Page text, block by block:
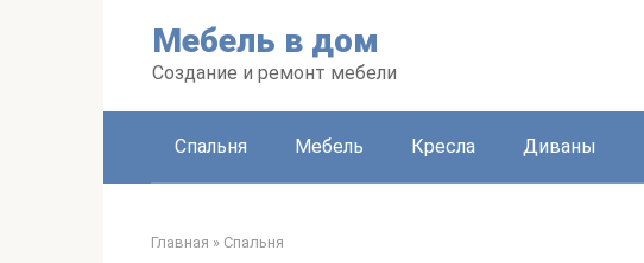
Мебель в дом
Создание и ремонт мебели
Спальня Мебель Кресла Диваны
Главная » Спальня